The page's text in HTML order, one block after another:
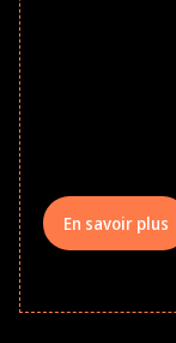
En savoir plus